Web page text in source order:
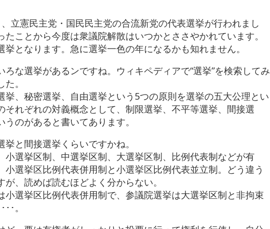
立憲民主党・国民民主党の合流新党の代表選挙が行われまし
ことから今度は衆議院解散はいつかとささやかれています。
となります。急に選挙一色の年になるかも知れません。
な選挙があるンですね。ウィキペディアで“選挙”を検索してみ
。
挙、秘密選挙、自由選挙という5つの原則を選挙の五大公理とい
それぞれの対義概念として、制限選挙、不平等選挙、間接選
のがあると書いてあります。
と間接選挙くらいですかね。
小選挙区制、中選挙区制、大選挙区制、比例代表制などが有
小選挙区比例代表併用制と小選挙区比例代表並立制。どう違う
、読めば読むほどよく分からない。
小選挙区比例代表併用制で、参議院選挙は大選挙区制と非拘束
･。